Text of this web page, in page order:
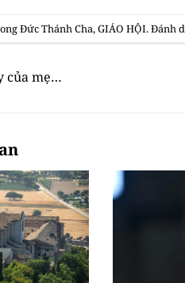
Đức Thánh Cha,GIÁO HỘI. Đánh
của mẹ…